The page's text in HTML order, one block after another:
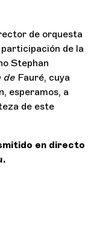
de orquesta
de la
Stephan
de Fauré, cuya
esperamos, a
de este
en directo